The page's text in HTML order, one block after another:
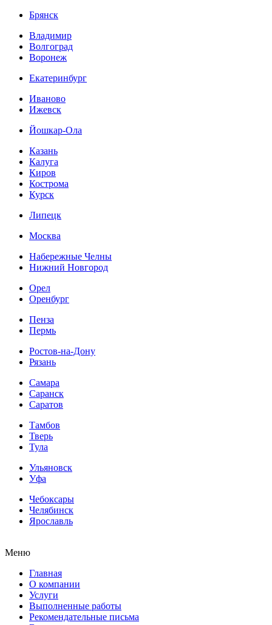
Брянск
Владимир
Волгоград
Воронеж
Екатеринбург
Иваново
Ижевск
Йошкар-Ола
Казань
Калуга
Киров
Кострома
Курск
Липецк
Москва
Набережные Челны
Нижний Новгород
Орел
Оренбург
Пенза
Пермь
Ростов-на-Дону
Рязань
Самара
Саранск
Саратов
Тамбов
Тверь
Тула
Ульяновск
Уфа
Чебоксары
Челябинск
Ярославль
Меню
Главная
О компании
Услуги
Выполненные работы
Рекомендательные письма